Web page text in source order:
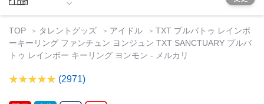
TOP タレントグッズ アイドル
TXT プルバトゥ レインボ
ーキーリング ファンチュン ヨンジュン TXT SANCTUARY プルバ
トゥ レインボー キーリング ヨンモン - メルカリ
(2971)